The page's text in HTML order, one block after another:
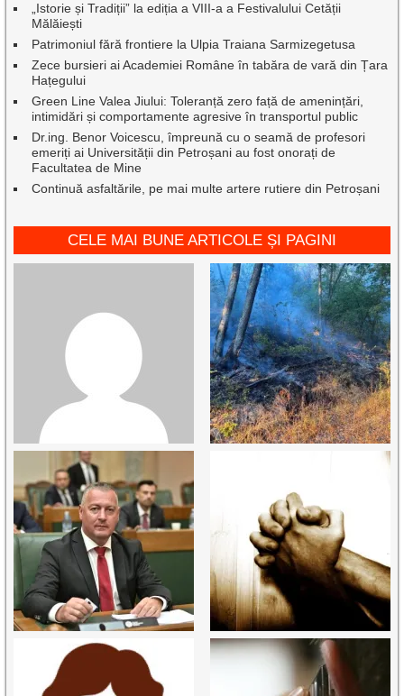
„Istorie și Tradiții” la ediția a VIII-a a Festivalului Cetății
Mălăiești
Patrimoniul fără frontiere la Ulpia Traiana Sarmizegetusa
Zece bursieri ai Academiei Române în tabăra de vară din Țara
Hațegului
Green Line Valea Jiului: Toleranță zero față de amenințări,
intimidări și comportamente agresive în transportul public
Dr.ing. Benor Voicescu, împreună cu o seamă de profesori
emeriți ai Universității din Petroșani au fost onorați de
Facultatea de Mine
Continuă asfaltările, pe mai multe artere rutiere din Petroșani
CELE MAI BUNE ARTICOLE ȘI PAGINI